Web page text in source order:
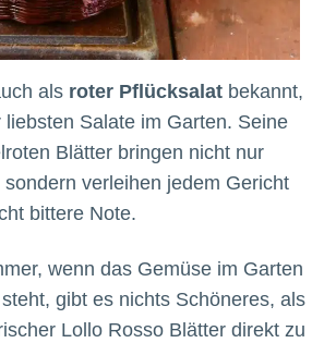
als roter Pflücksalatbekannt,
liebsten Salate im Garten. Seine
Blätter bringen nicht nur
verleihen jedem Gericht
bittere Note.
wenn das Gemüse im Garten
gibt es nichts Schöneres, als
Lollo Rosso Blätter direkt zu